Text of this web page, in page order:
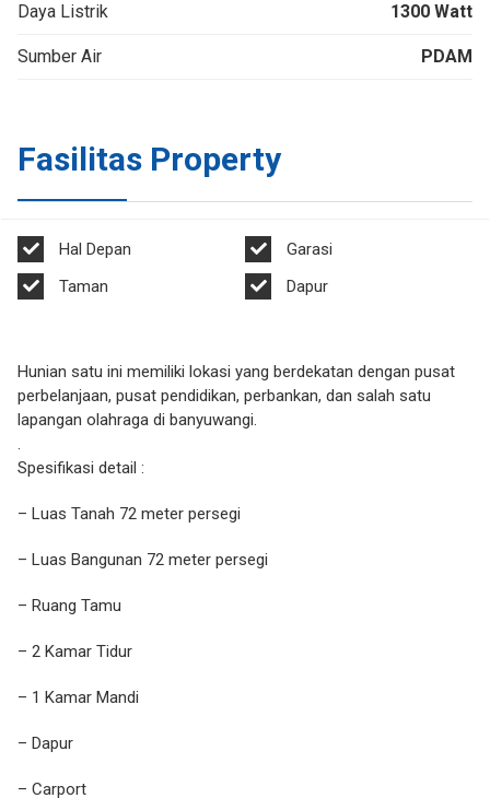
Daya Listrik 1300 Watt
Sumber Air PDAM
Fasilitas Property
Hal Depan
Garasi
Taman
Dapur
Hunian satu ini memiliki lokasi yang berdekatan dengan pusat
perbelanjaan, pusat pendidikan, perbankan, dan salah satu
lapangan olahraga di banyuwangi.
.
Spesifikasi detail :
– Luas Tanah 72 meter persegi
– Luas Bangunan 72 meter persegi
– Ruang Tamu
– 2 Kamar Tidur
– 1 Kamar Mandi
– Dapur
– Carport